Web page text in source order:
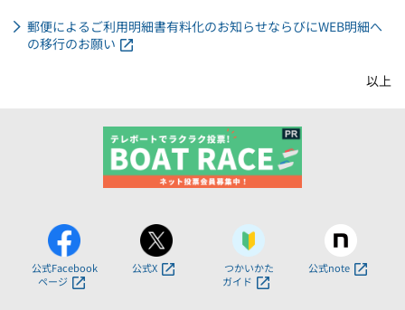
郵便によるご利用明細書有料化のお知らせならびにWEB明細へ
の移行のお願い
以上
公式Facebook
ページ
公式X
つかいかた
ガイド
公式note